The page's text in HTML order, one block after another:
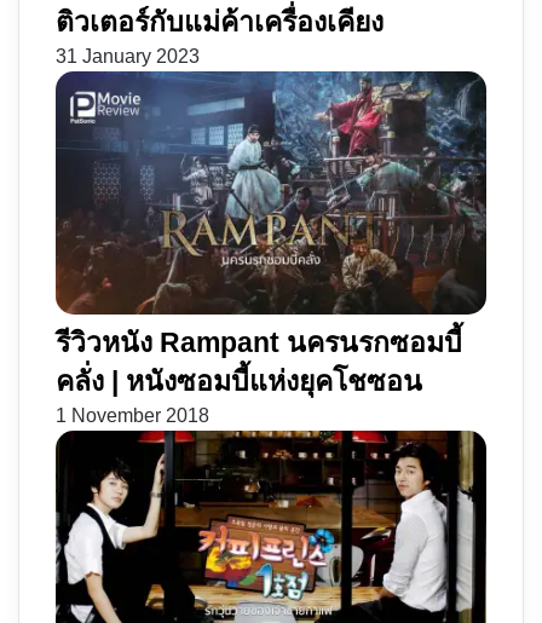
ติวเตอร์กับแม่ค้าเครื่องเคียง
31 January 2023
รีวิวหนัง Rampant นครนรกซอมบี้
คลั่ง | หนังซอมบี้แห่งยุคโชซอน
1 November 2018